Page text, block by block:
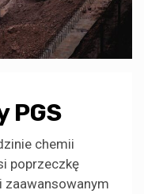
PGS
chemii
poprzeczkę
zaawansowanym